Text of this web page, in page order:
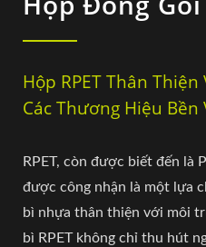
Hộp RPET Thân
Các Thương Hiệu Bền
RPET, còn được biết đến là
được công nhận là một lựa
bì nhựa thân thiện với môi
bì RPET không chỉ thu hút